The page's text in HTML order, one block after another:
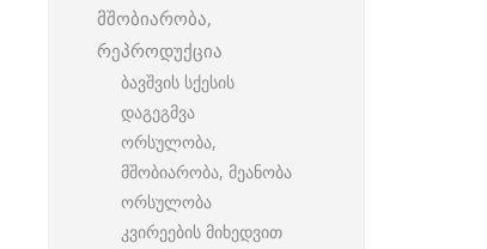
მშობიარობა,
რეპროდუქცია
ბავშვის სქესის
დაგეგმვა
ორსულობა,
მშობიარობა, მეანობა
ორსულობა
კვირეების მიხედვით